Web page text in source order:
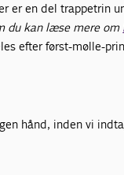
er en del trappetrin
du kan læse mere om
efter først-mølle-
hånd, inden vi